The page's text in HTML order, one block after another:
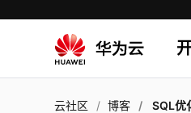
云社区 博客 SQL优